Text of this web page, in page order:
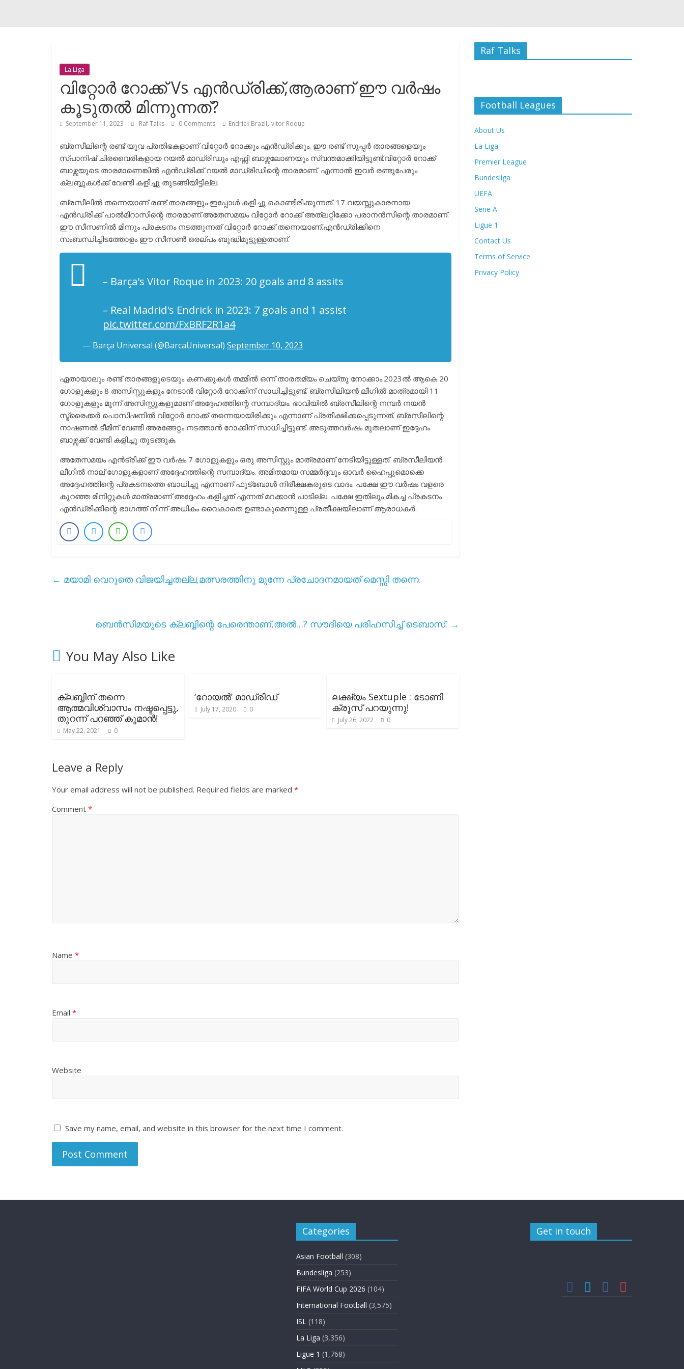
La Liga
വിറ്റോർ റോക്ക് Vs എൻഡ്രിക്ക്,ആരാണ് ഈ വർഷം
കൂടുതൽ മിന്നുന്നത്?
September 11, 2023 Raf Talks 0 Comments Endrick Brazil, vitor Roque
ബ്രസീലിന്റെ രണ്ട് യുവ പ്രതിഭകളാണ് വിറ്റോർ റോക്കും എൻഡ്രിക്കും. ഈ രണ്ട് സൂപ്പർ താരങ്ങളെയും
സ്പാനിഷ് ചിരവൈരികളായ റയൽ മാഡ്രിഡും എഫ്സി ബാഴ്സലോണയും സ്വന്തമാക്കിയിട്ടുണ്ട്.വിറ്റോർ റോക്ക്
ബാഴ്സയുടെ താരമാണെങ്കിൽ എൻഡ്രിക്ക് റയൽ മാഡ്രിഡിന്റെ താരമാണ്. എന്നാൽ ഇവർ രണ്ടുപേരും
ക്ലബ്ബുകൾക്ക് വേണ്ടി കളിച്ചു തുടങ്ങിയിട്ടില്ല.
ബ്രസീലിൽ തന്നെയാണ് രണ്ട് താരങ്ങളും ഇപ്പോൾ കളിച്ചു കൊണ്ടിരിക്കുന്നത്. 17 വയസ്സുകാരനായ
എൻഡ്രിക്ക് പാൽമിറാസിന്റെ താരമാണ്.അതേസമയം വിറ്റോർ റോക്ക് അത്ലറ്റിക്കോ പരാനൻസിന്റെ താരമാണ്.
ഈ സീസണിൽ മിന്നും പ്രകടനം നടത്തുന്നത് വിറ്റോർ റോക്ക് തന്നെയാണ്.എൻഡ്രിക്കിനെ
സംബന്ധിച്ചിടത്തോളം ഈ സീസൺ ഒരല്പം ബുദ്ധിമുട്ടുള്ളതാണ്.
– Barça's Vitor Roque in 2023: 20 goals and 8 assits
– Real Madrid's Endrick in 2023: 7 goals and 1 assist
pic.twitter.com/FxBRF2R1a4
— Barça Universal (@BarcaUniversal) September 10, 2023
ഏതായാലും രണ്ട് താരങ്ങളുടെയും കണക്കുകൾ തമ്മിൽ ഒന്ന് താരതമ്യം ചെയ്തു നോക്കാം.2023ൽ ആകെ 20
ഗോളുകളും 8 അസിസ്റ്റുകളും നേടാൻ വിറ്റോർ റോക്കിന് സാധിച്ചിട്ടുണ്ട്. ബ്രസീലിയൻ ലീഗിൽ മാത്രമായി 11
ഗോളുകളും മൂന്ന് അസിസ്റ്റുകളുമാണ് അദ്ദേഹത്തിന്റെ സമ്പാദ്യം. ഭാവിയിൽ ബ്രസീലിന്റെ നമ്പർ നയൻ
സ്ട്രൈക്കർ പൊസിഷനിൽ വിറ്റോർ റോക്ക് തന്നെയായിരിക്കും എന്നാണ് പ്രതീക്ഷിക്കപ്പെടുന്നത്. ബ്രസീലിന്റെ
നാഷണൽ ടീമിന് വേണ്ടി അരങ്ങേറ്റം നടത്താൻ റോക്കിന് സാധിച്ചിട്ടുണ്ട്. അടുത്തവർഷം മുതലാണ് ഇദ്ദേഹം
ബാഴ്സക്ക് വേണ്ടി കളിച്ചു തുടങ്ങുക.
അതേസമയം എൻട്രിക്ക് ഈ വർഷം 7 ഗോളുകളും ഒരു അസിസ്റ്റും മാത്രമാണ് നേടിയിട്ടുള്ളത്. ബ്രസീലിയൻ
ലീഗിൽ നാല് ഗോളുകളാണ് അദ്ദേഹത്തിന്റെ സമ്പാദ്യം. അമിതമായ സമ്മർദ്ദവും ഓവർ ഹൈപ്പുമൊക്കെ
അദ്ദേഹത്തിന്റെ പ്രകടനത്തെ ബാധിച്ചു എന്നാണ് ഫുട്ബോൾ നിരീക്ഷകരുടെ വാദം. പക്ഷേ ഈ വർഷം വളരെ
കുറഞ്ഞ മിനിറ്റുകൾ മാത്രമാണ് അദ്ദേഹം കളിച്ചത് എന്നത് മറക്കാൻ പാടില്ല. പക്ഷേ ഇതിലും മികച്ച പ്രകടനം
എൻഡ്രിക്കിന്റെ ഭാഗത്ത് നിന്ന് അധികം വൈകാതെ ഉണ്ടാകുമെന്നുള്ള പ്രതീക്ഷയിലാണ് ആരാധകർ.
← മയാമി വെറുതെ വിജയിച്ചതല്ല,മത്സരത്തിനു മുന്നേ പ്രചോദനമായത് മെസ്സി തന്നെ.
ബെൻസിമയുടെ ക്ലബ്ബിന്റെ പേരെന്താണ്,അൽ…? സൗദിയെ പരിഹസിച്ച് ടെബാസ്. →
You May Also Like
ക്ലബ്ബിന് തന്നെ
ആത്മവിശ്വാസം നഷ്ടപ്പെട്ടു,
തുറന്ന് പറഞ്ഞ് കൂമാൻ!
May 22, 2021 0
‘റോയൽ’ മാഡ്രിഡ്
July 17, 2020 0
ലക്ഷ്യം Sextuple : ടോണി
ക്രൂസ് പറയുന്നു!
July 26, 2022 0
Leave a Reply
Your email address will not be published. Required fields are marked *
Comment *
Name *
Email *
Website
Save my name, email, and website in this browser for the next time I comment.
Raf Talks
Football Leagues
About Us
La Liga
Premier League
Bundesliga
UEFA
Serie A
Ligue 1
Contact Us
Terms of Service
Privacy Policy
Categories
Asian Football (308)
Bundesliga (253)
FIFA World Cup 2026 (104)
International Football (3,575)
ISL (118)
La Liga (3,356)
Ligue 1 (1,768)
Get in touch